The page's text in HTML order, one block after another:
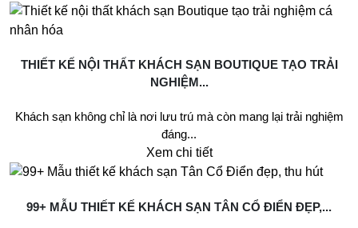
THIẾT KẾ NỘI THẤT KHÁCH SẠN BOUTIQUE TẠO TRẢI
NGHIỆM...
Khách sạn không chỉ là nơi lưu trú mà còn mang lại trải nghiệm
đáng...
Xem chi tiết
99+ MẪU THIẾT KẾ KHÁCH SẠN TÂN CỔ ĐIỂN ĐẸP,...